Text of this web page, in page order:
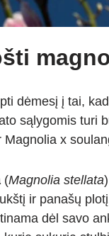
dėmesį į tai, kad
sąlygomis turi
x
(Magnolia stellata
ir panašų
dėl savo